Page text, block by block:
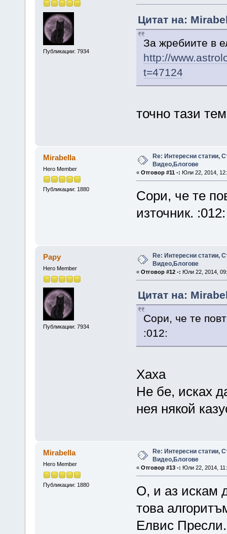
Публикации: 7934
Цитат на:
За жребиите в
http://
t=47124
точно тази
Mirabella
Hero Member
Публикации: 1880
Re: Интересни статии,
Видео,Блогове
« Отговор #11 -: Юли 22, 2014,
Сори, че те
източник. :012:
Papy
Hero Member
Публикации: 7934
Re: Интересни статии,
Видео,Блогове
« Отговор #12 -: Юли 22, 2014,
Цитат на:
Сори, че те
:012:
Хаха
Не бе, исках
нея някой
Mirabella
Hero Member
Публикации: 1880
Re: Интересни статии,
Видео,Блогове
« Отговор #13 -: Юли 22, 2014,
О, и аз искам
това
Елвис